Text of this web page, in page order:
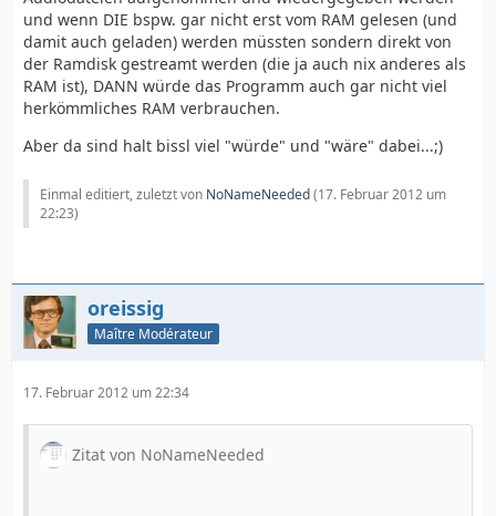
und wenn DIE bspw. gar nicht erst vom RAM gelesen (und
damit auch geladen) werden müssten sondern direkt von
der Ramdisk gestreamt werden (die ja auch nix anderes als
RAM ist), DANN würde das Programm auch gar nicht viel
herkömmliches RAM verbrauchen.
Aber da sind halt bissl viel "würde" und "wäre" dabei...;)
Einmal editiert, zuletzt von NoNameNeeded(17. Februar 2012 um
22:23)
oreissig
Maître Modérateur
17. Februar 2012 um 22:34
Zitat von NoNameNeeded